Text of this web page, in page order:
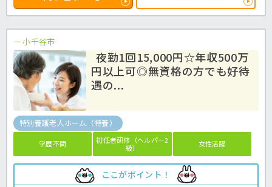
小千谷市
夜勤1回15,000円☆年収500万
円以上可◎無資格の方でも好待
遇の...
特別養護老人ホーム（特養）
学歴不問
初任者研修（ヘルパー2
級）
女性活躍
ここがポイント！